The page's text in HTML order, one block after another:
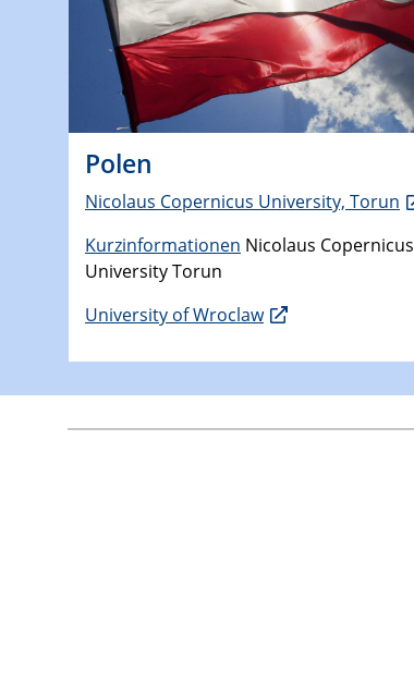
Polen
Nicolaus Copernicus University, Torun
Kurzinformationen Nicolaus Copernicus
University Torun
University of Wroclaw